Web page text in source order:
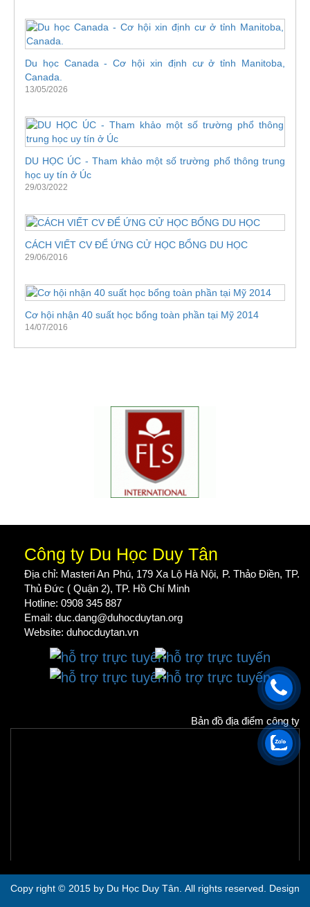
Du học Canada - Cơ hội xin định cư ở tỉnh Manitoba,
Canada.
13/05/2026
DU HỌC ÚC - Tham khảo một số trường phổ thông trung
học uy tín ở Úc
29/03/2022
CÁCH VIẾT CV ĐỂ ỨNG CỬ HỌC BỔNG DU HỌC
29/06/2016
Cơ hội nhận 40 suất học bổng toàn phần tại Mỹ 2014
14/07/2016
Công ty Du Học Duy Tân
Địa chỉ: Masteri An Phú, 179 Xa Lộ Hà Nội, P. Thảo Điền, TP.
Thủ Đức ( Quận 2), TP. Hồ Chí Minh
Hotline: 0908 345 887
Email: duc.dang@duhocduytan.org
Website: duhocduytan.vn
Bản đồ địa điểm công ty
Copy right © 2015 by Du Học Duy Tân. All rights reserved. Design